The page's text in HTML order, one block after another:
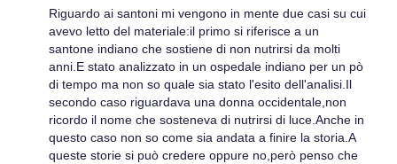
Riguardo ai santoni mi vengono in mente due casi su cui
avevo letto del materiale:il primo si riferisce a un
santone indiano che sostiene di non nutrirsi da molti
anni.E stato analizzato in un ospedale indiano per un pò
di tempo ma non so quale sia stato l'esito dell'analisi.Il
secondo caso riguardava una donna occidentale,non
ricordo il nome che sosteneva di nutrirsi di luce.Anche in
questo caso non so come sia andata a finire la storia.A
queste storie si può credere oppure no,però penso che